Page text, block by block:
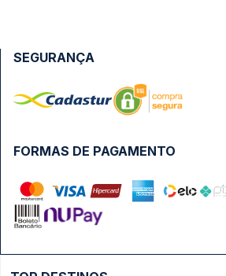
FORMAS DE PAGAMENTO
SEGURANÇA